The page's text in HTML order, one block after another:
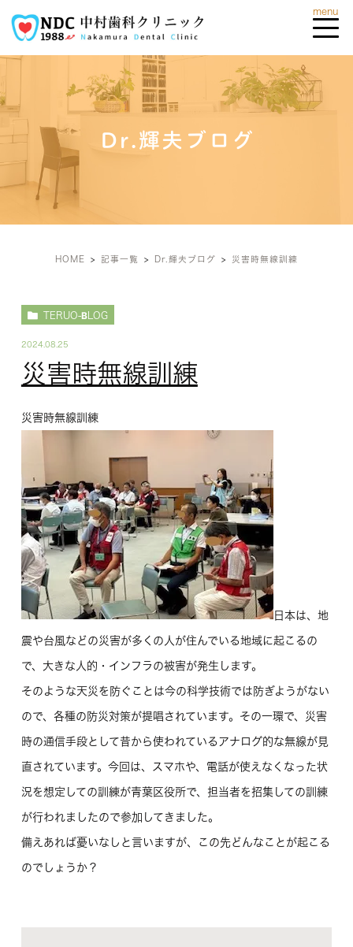
Dr.輝夫ブログ
HOME 記事一覧 Dr.輝夫ブログ 災害時無線訓練
TERUO-BLOG
2024.08.25
災害時無線訓練
災害時無線訓練
日本は、地
震や台風などの災害が多くの人が住んでいる地域に起こるの
で、大きな人的・インフラの被害が発生します。
そのような天災を防ぐことは今の科学技術では防ぎようがない
ので、各種の防災対策が提唱されています。その一環で、災害
時の通信手段として昔から使われているアナログ的な無線が見
直されています。今回は、スマホや、電話が使えなくなった状
況を想定しての訓練が青葉区役所で、担当者を招集しての訓練
が行われましたので参加してきました。
備えあれば憂いなしと言いますが、この先どんなことが起こる
のでしょうか？